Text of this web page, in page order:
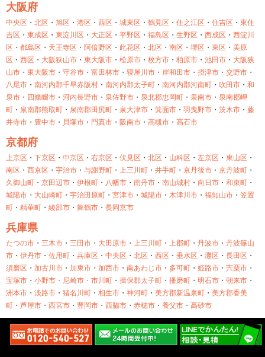
大阪府
中央区 ・ 北区 ・ 旭区 ・ 港区 ・ 西区 ・ 城東区 ・ 鶴見区 ・ 住之江区 ・ 住吉区 ・ 東住
吉区 ・ 東成区 ・ 東淀川区 ・ 大正区 ・ 平野区 ・ 福島区 ・ 生野区 ・ 西成区 ・ 西淀川
区 ・ 都島区 ・ 天王寺区 ・ 阿倍野区 ・ 此花区 ・ 北区 ・ 南区 ・ 堺区 ・ 東区 ・ 美原
区 ・ 西区 ・ 大阪狭山市 ・ 東大阪市 ・ 松原市 ・ 枚方市 ・ 柏原市 ・ 池田市 ・ 大阪狭
山市 ・ 東大阪市 ・ 守谷市 ・ 富田林市 ・ 寝屋川市 ・ 岸和田市 ・ 摂津市 ・ 交野市 ・
八尾市 ・ 南河内郡千早赤阪村 ・ 南河内郡太子町 ・ 南河内郡河南町 ・ 吹田市 ・ 和
泉市 ・ 四條畷市 ・ 河内長野市 ・ 泉佐野市 ・ 泉北郡忠岡町 ・ 泉南市 ・ 泉南郡岬
町 ・ 泉南郡熊取町 ・ 泉南郡田尻町 ・ 泉大津市 ・ 箕面市 ・ 羽曳野市 ・ 茨木市 ・ 藤
井寺市 ・ 豊中市 ・ 貝塚市 ・ 門真市 ・ 阪南市 ・ 高槻市 ・ 高石市
京都府
上京区 ・ 下京区 ・ 中京区 ・ 右京区 ・ 伏見区 ・ 北区 ・ 山科区 ・ 左京区 ・ 東山区 ・
南区 ・ 西京区 ・ 宇治市 ・ 与謝野町 ・ 上三川町 ・ 井手町 ・ 京丹後市 ・ 京丹波町 ・
久御山町 ・ 京田辺市 ・ 伊根町 ・ 八幡市 ・ 南丹市 ・ 南山城村 ・ 向日市 ・ 和束町 ・
城陽市 ・ 大山崎町 ・ 宇治田原町 ・ 宮津市 ・ 城陽市 ・ 木津川市 ・ 福知山市 ・ 笠置
町 ・ 精華町 ・ 綾部市 ・ 舞鶴市 ・ 長岡京市
兵庫県
たつの市 ・ 三木市 ・ 三田市 ・ 大田原市 ・ 上三川町 ・ 上郡町 ・ 丹波市 ・ 丹波篠山
市 ・ 伊丹市 ・ 佐用町 ・ 兵庫区 ・ 中央区 ・ 北区 ・ 西区 ・ 垂水区 ・ 灘区 ・ 長田区 ・
須磨区 ・ 加古川市 ・ 加東市 ・ 加西市 ・ 南あわじ市 ・ 多可町 ・ 姫路市 ・ 宍粟市 ・
宝塚市 ・ 小野市・ 尼崎市・ 市川町 ・ 揖保郡太子町 ・ 播磨町 ・ 明石市 ・ 朝来市 ・
洲本市 ・ 淡路市 ・ 猪名川町 ・ 相生市 ・ 神河町 ・ 美方郡新温泉町 ・ 美方郡香美
町 ・ 芦屋市 ・ 西宮市 ・ 豊岡市 ・ 西脇市 ・ 赤穂市 ・ 養父市 ・ 高砂市
奈良県
奈良市 ・平群町・広陵町・ ・斑鳩町・明日香村 ・桜井市・橿原市 ・河合